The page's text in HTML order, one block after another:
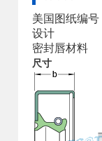
美国图纸编号
设计
密封唇材料
尺寸